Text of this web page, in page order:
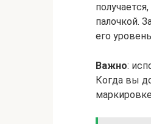
палочкой.
его
Важно:
Когда вы